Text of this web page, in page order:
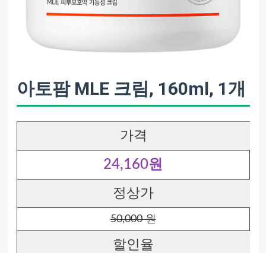
아토팜 MLE 크림, 160ml, 1개
가격
24,160원
정상가
50,000 원
할인율